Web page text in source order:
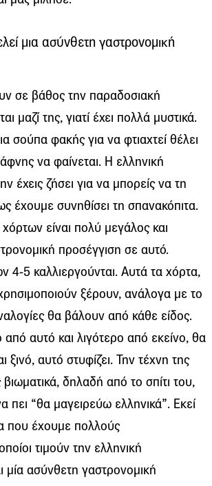
μια ασύνθετη γαστρονομική
σε βάθος την παραδοσιακή
μαζί της, γιατί έχει πολλά μυστικά.
σούπα φακής για να φτιαχτεί θέλει
να φαίνεται. Η ελληνική
έχεις ζήσει για να μπορείς να τη
έχουμε συνηθίσει τη σπανακόπιτα.
είναι πολύ μεγάλος και
προσέγγιση σε αυτό.
5 καλλιεργούνται. Αυτά τα χόρτα,
ξέρουν, ανάλογα με το
θα βάλουν από κάθε είδος.
από αυτό και λιγότερο από εκείνο, θα
ξινό, αυτό στυφίζει. Την τέχνη της
δηλαδή από το σπίτι του,
πει “θα μαγειρεύω ελληνικά”. Εκεί
που έχουμε πολλούς
τιμούν την ελληνική
μία ασύνθετη γαστρονομική